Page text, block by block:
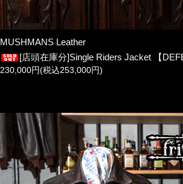
MUSHMANS Leather
[店頭在庫分]Single Riders Jacket 【
230,000円(税込253,000円)